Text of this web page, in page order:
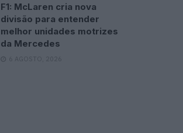
F1: McLaren cria nova
divisão para entender
melhor unidades motrizes
da Mercedes
6 AGOSTO, 2026